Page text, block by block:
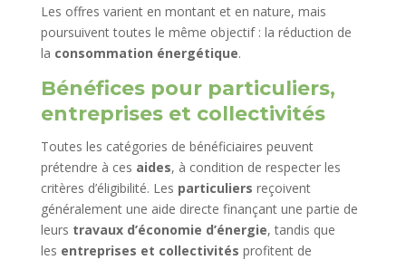
Les offres varient en montant et en nature, mais
poursuivent toutes le même objectif : la réduction de
la consommation énergétique.
Bénéfices pour particuliers,
entreprises et collectivités
Toutes les catégories de bénéficiaires peuvent
prétendre à ces aides, à condition de respecter les
critères d’éligibilité. Les particuliers reçoivent
généralement une aide directe finançant une partie de
leurs travaux d’économie d’énergie, tandis que
les entreprises et collectivités profitent de